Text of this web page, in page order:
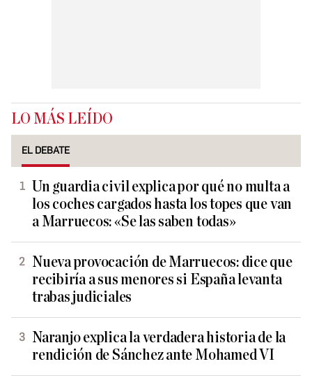
LO MÁS LEÍDO
EL DEBATE
Un guardia civil explica por qué no multa a
los coches cargados hasta los topes que van
a Marruecos: «Se las saben todas»
Nueva provocación de Marruecos: dice que
recibiría a sus menores si España levanta
trabas judiciales
Naranjo explica la verdadera historia de la
rendición de Sánchez ante Mohamed VI